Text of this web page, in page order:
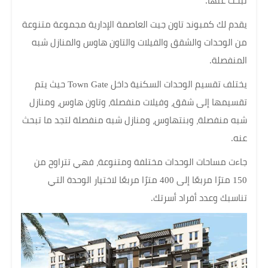
يقدم لك كمبوند تاون جيت العاصمة الإدارية مجموعة متنوعة
من الوحدات والشقق والفيلات والتاون هاوس والمنازل شبه
المنفصلة.
يختلف تقسيم الوحدات السكنية داخل Town Gate حيث يتم
تقسيمها إلى شقق، وفيلات منفصلة، وتاون هاوس، ومنازل
شبه منفصلة، وبنتهاوس، ومنازل شبه منفصلة لتجد ما تبحث
عنه.
جاءت مساحات الوحدات مختلفة ومتنوعة، فهي تتراوح من
150 مترًا مربعًا إلى 400 مترًا مربعًا لاختيار الوحدة التي
تناسبك وعدد أفراد أسرتك.